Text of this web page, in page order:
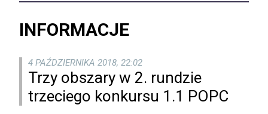
INFORMACJE
4 PAŹDZIERNIKA 2018, 22:02
Trzy obszary w 2. rundzie
trzeciego konkursu 1.1 POPC